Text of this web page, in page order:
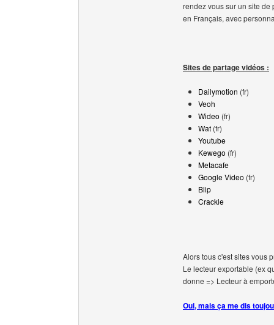
rendez vous sur un site de
en Français, avec
Sites de partage vidéos :
Dailymotion (fr)
Veoh
Wideo (fr)
Wat (fr)
Youtube
Kewego (fr)
Metacafe
Google Video (fr)
Blip
Crackle
Alors tous c'est sites vous
Le lecteur exportable (ex
donne => Lecteur à
Oui, mais ça me dis